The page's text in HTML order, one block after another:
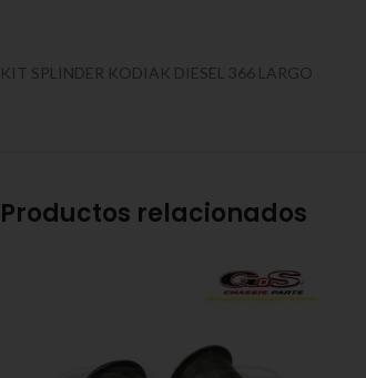
KIT SPLINDER KODIAK DIESEL 366 LARGO
Productos relacionados